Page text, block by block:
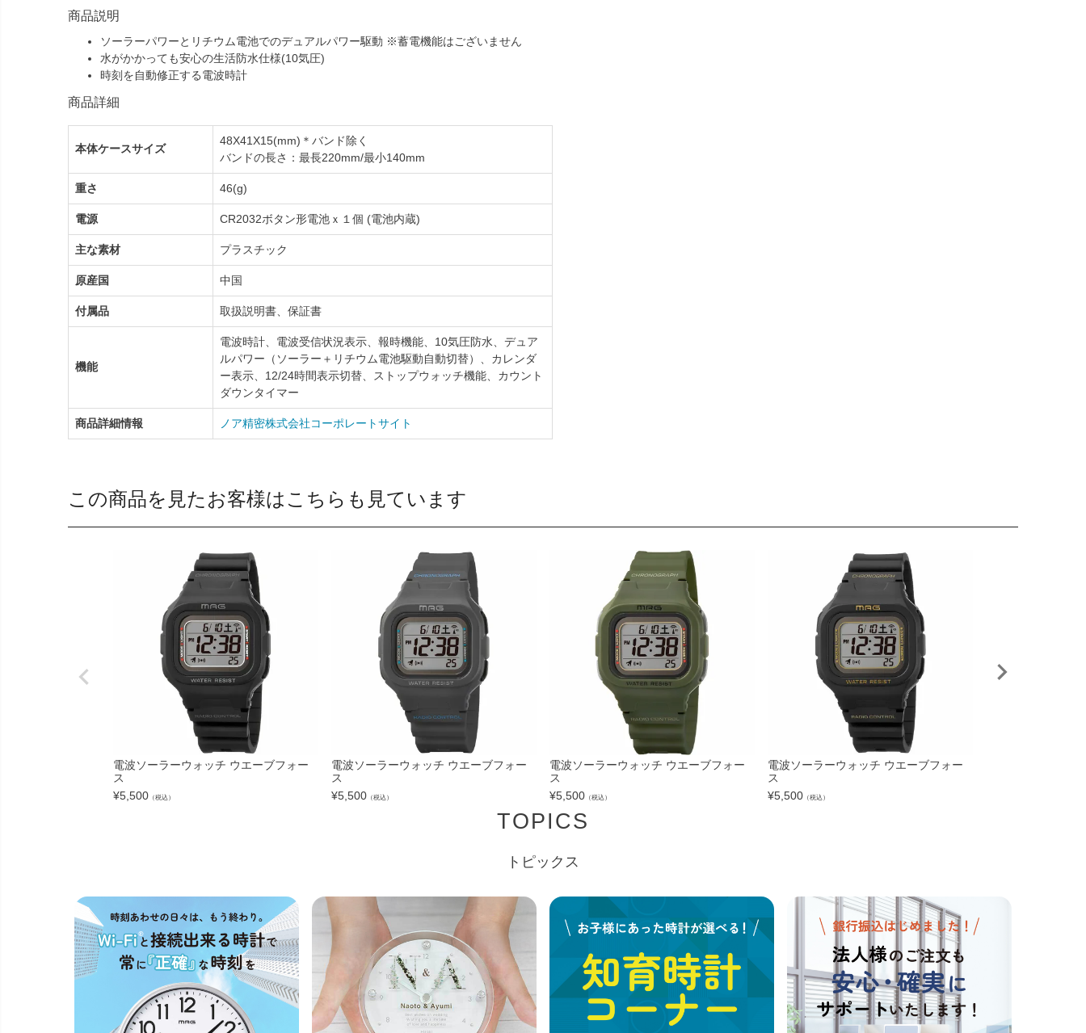
商品説明
ソーラーパワーとリチウム電池でのデュアルパワー駆動 ※蓄電機能はございません
水がかかっても安心の生活防水仕様(10気圧)
時刻を自動修正する電波時計
商品詳細
本体ケースサイズ
48X41X15(mm)＊バンド除く
バンドの長さ：最長220mm/最小140mm
重さ 46(g)
電源 CR2032ボタン形電池ｘ１個 (電池内蔵)
主な素材 プラスチック
原産国 中国
付属品 取扱説明書、保証書
機能
電波時計、電波受信状況表示、報時機能、10気圧防水、デュア
ルパワー（ソーラー＋リチウム電池駆動自動切替）、カレンダ
ー表示、12/24時間表示切替、ストップウォッチ機能、カウント
ダウンタイマー
商品詳細情報 ノア精密株式会社コーポレートサイト
この商品を見たお客様はこちらも見ています
電波ソーラーウォッチ ウエーブフォー
ス
¥5,500 （税込）
電波ソーラーウォッチ ウエーブフォー
ス
¥5,500 （税込）
電波ソーラーウォッチ ウエーブフォー
ス
¥5,500 （税込）
電波ソーラーウォッチ ウエーブフォー
ス
¥5,500 （税込）
TOPICS
トピックス